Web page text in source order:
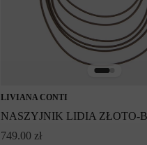
LIVIANA CONTI
NASZYJNIK LIDIA ZŁOTO-
749.00 zł